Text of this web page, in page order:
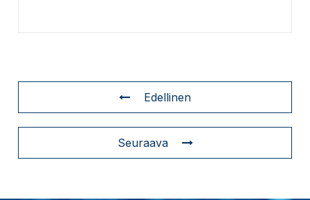
Edellinen
Seuraava